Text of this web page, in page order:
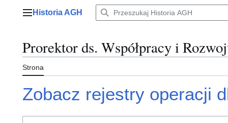
Menu główne
Historia AGH
Prorektor ds. Współpracy i
Strona
Zobacz rejestry operacji